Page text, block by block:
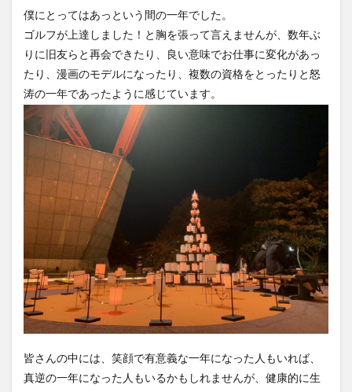
僕にとってはあっという間の一年でした。
ゴルフが上達しました！と胸を張って言えませんが、数年ぶ
りに旧友らと再会できたり、良い意味でお仕事に変化があっ
たり、漫画のモデルになったり、複数の資格をとったりと怒
涛の一年であったように感じています。
皆さんの中には、笑顔で有意義な一年になった人もいれば、
真逆の一年になった人もいるかもしれませんが、健康的に生